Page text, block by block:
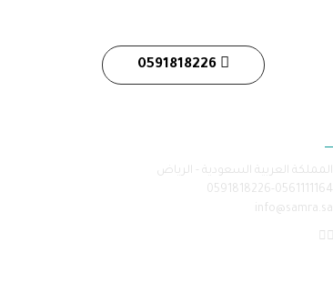
0591818226
المملكة العربية السعودية - الرياض
info@samra.sa